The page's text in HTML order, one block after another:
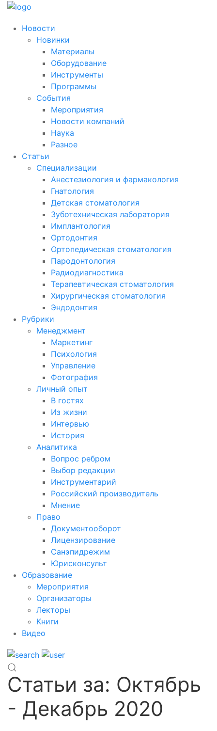
Новости
Новинки
Материалы
Оборудование
Инструменты
Программы
События
Мероприятия
Новости компаний
Наука
Разное
Статьи
Специализации
Анестезиология и фармакология
Гнатология
Детская стоматология
Зуботехническая лаборатория
Имплантология
Ортодонтия
Ортопедическая стоматология
Пародонтология
Радиодиагностика
Терапевтическая стоматология
Хирургическая стоматология
Эндодонтия
Рубрики
Менеджмент
Маркетинг
Психология
Управление
Фотография
Личный опыт
В гостях
Из жизни
Интервью
История
Аналитика
Вопрос ребром
Выбор редакции
Инструментарий
Российский производитель
Мнение
Право
Документооборот
Лицензирование
Санэпидрежим
Юрисконсульт
Образование
Мероприятия
Организаторы
Лекторы
Книги
Видео
Статьи за: Октябрь
- Декабрь 2020